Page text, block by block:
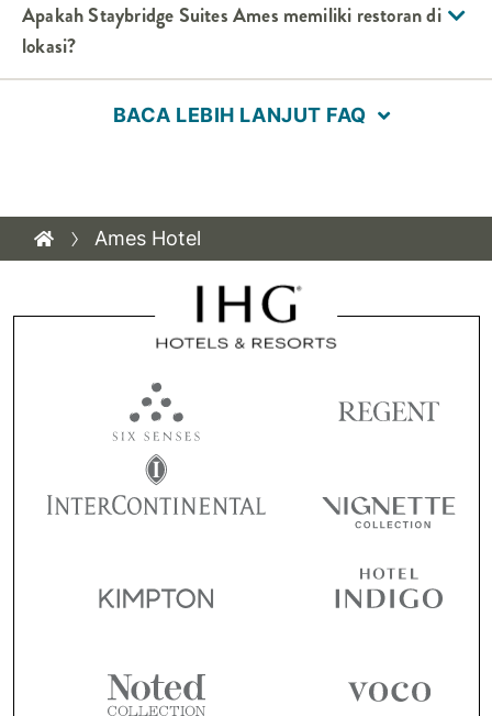
ApakahStaybridge SuitesAmes memiliki restoran di
lokasi?
BACA LEBIH LANJUT FAQ
Ames Hotel